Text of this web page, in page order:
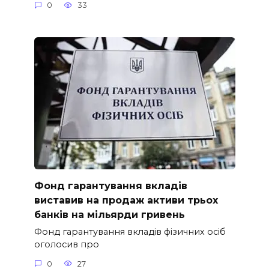
0 33
Фонд гарантування вкладів
виставив на продаж активи трьох
банків на мільярди гривень
Фонд гарантування вкладів фізичних осіб
оголосив про
0 27